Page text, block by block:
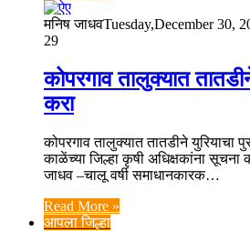
मनिष जाधवTuesday,December 30,
29
कोपरगाव तालुक्यात
करा
कोपरगाव तालुक्यात तातडीने युरियाचा
काळेंच्या जिल्हा कृषी अधिक्षकांना सूचना
जाधव –चालू वर्षी समाधानकारक…
Read More »
आपला जिल्हा